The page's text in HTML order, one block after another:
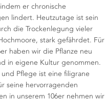
er chronische
lindert. Heutzutage ist sein
die Trockenlegung vieler
stark gefährdet. Für
haben wir die Pflanze neu
in eigene Kultur genommen.
Pflege ist eine filigrane
seine hervorragenden
in unserem 106er nehmen wir